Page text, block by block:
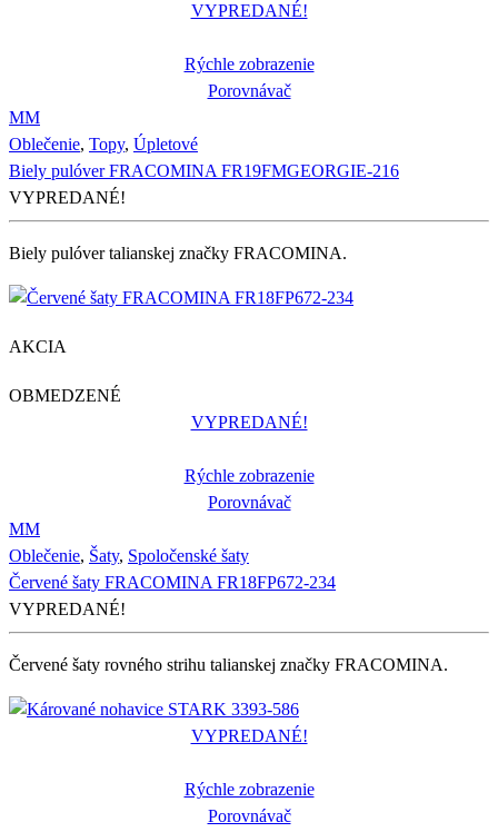
VYPREDANÉ!
Rýchle zobrazenie
Porovnávač
MM
Oblečenie, Topy, Úpletové
Biely pulóver FRACOMINA FR19FMGEORGIE-216
VYPREDANÉ!
Biely pulóver talianskej značky FRACOMINA.
AKCIA
OBMEDZENÉ
VYPREDANÉ!
Rýchle zobrazenie
Porovnávač
MM
Oblečenie, Šaty, Spoločenské šaty
Červené šaty FRACOMINA FR18FP672-234
VYPREDANÉ!
Červené šaty rovného strihu talianskej značky FRACOMINA.
VYPREDANÉ!
Rýchle zobrazenie
Porovnávač